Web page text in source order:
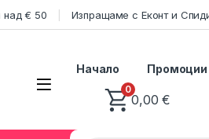
над € 50 Изпращаме с Еконт и
Начало Промоции
0
0,00€